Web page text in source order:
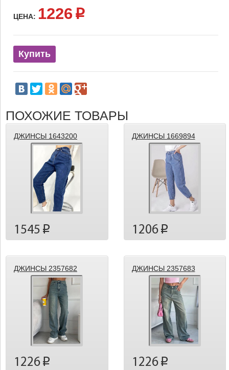
ЦЕНА: 1226 p
Купить
ПОХОЖИЕ ТОВАРЫ
ДЖИНСЫ 1643200
1545 p
ДЖИНСЫ 1669894
1206p
ДЖИНСЫ 2357682
1226 p
ДЖИНСЫ 2357683
1226p